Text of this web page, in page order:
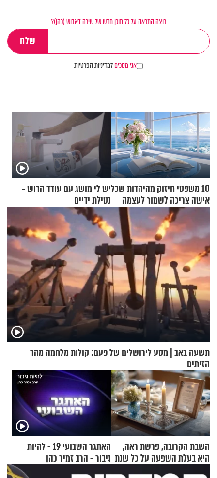
רוצה התראה על כל תוכן חדש של שירה דאבוש (כהן)?
אני מסכיםלמדיניות הפרטיות
10 משפטי חיזוק מהיהדות שכל
אישה צריכה לשמור לעצמה
יש לי מושג עם עודד הרוש -
נטילת ידיים
תשעה באב | מסע לירושלים של פעם: קולות מלחמה מהר
הזיתים
השבת הקרובה, פרשת ראה,
היא בעלת השפעה על כל שנת
תשפ"ז
האתגר השבועי 19 - להיות
גיבור - הרב זמיר כהן